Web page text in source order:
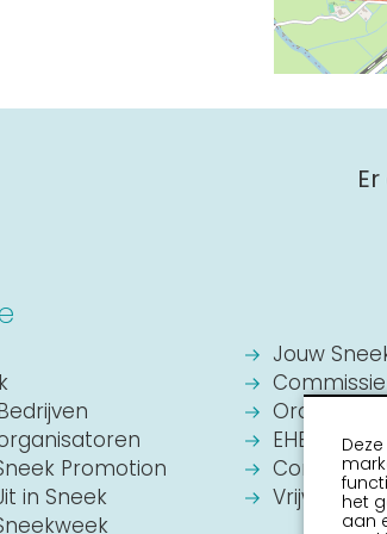
Promotion
in Sneek
Jouw
Oranje
EHBO
Contact
het
aan